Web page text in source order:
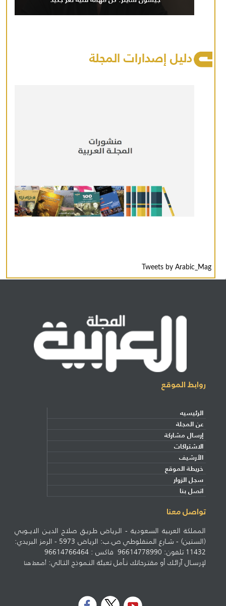
دليل إصدارات المجلة
Tweets by Arabic_Mag
روابط الموقع
الرئيسيه
عن المجلة
إرسال مشاركة
الاشتراكات
الأرشيف
خريطة الموقع
سجل الزوار
اتصل بنا
تواصل معنا
المملكة العربية السعودية - الـرياض طـريـق صلاح الديـن الايــوبي
(الستين) - شـارع المنفلوطي ص.ب: الرياض 5973 - الرمز البريدي:
11432 تلفون: 96614778990 فاكس : 96614766464
لإرسـال آرائـك أو مقتـرحاتك نـأمل تعبئة النـموذج التـالي:أضغط هنا